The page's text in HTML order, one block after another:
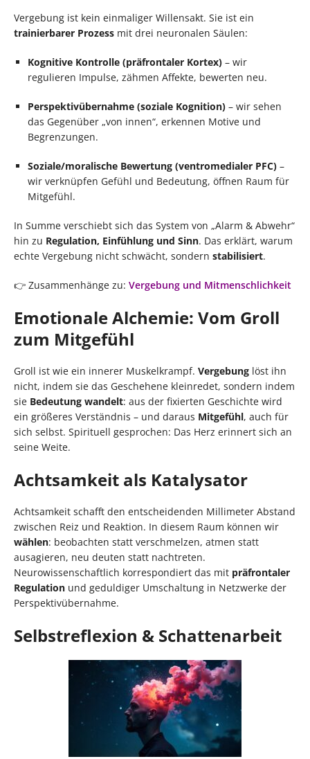
Vergebung ist kein einmaliger Willensakt. Sie ist ein
trainierbarer Prozess mit drei neuronalen Säulen:
Kognitive Kontrolle (präfrontaler Kortex) – wir
regulieren Impulse, zähmen Affekte, bewerten neu.
Perspektivübernahme (soziale Kognition) – wir sehen
das Gegenüber „von innen“, erkennen Motive und
Begrenzungen.
Soziale/moralische Bewertung (ventromedialer PFC) –
wir verknüpfen Gefühl und Bedeutung, öffnen Raum für
Mitgefühl.
In Summe verschiebt sich das System von „Alarm & Abwehr“
hin zu Regulation, Einfühlung und Sinn. Das erklärt, warum
echte Vergebung nicht schwächt, sondern stabilisiert.
👉 Zusammenhänge zu: Vergebung und Mitmenschlichkeit
Emotionale Alchemie: Vom Groll
zum Mitgefühl
Groll ist wie ein innerer Muskelkrampf. Vergebung löst ihn
nicht, indem sie das Geschehene kleinredet, sondern indem
sie Bedeutung wandelt: aus der fixierten Geschichte wird
ein größeres Verständnis – und daraus Mitgefühl, auch für
sich selbst. Spirituell gesprochen: Das Herz erinnert sich an
seine Weite.
Achtsamkeit als Katalysator
Achtsamkeit schafft den entscheidenden Millimeter Abstand
zwischen Reiz und Reaktion. In diesem Raum können wir
wählen: beobachten statt verschmelzen, atmen statt
ausagieren, neu deuten statt nachtreten.
Neurowissenschaftlich korrespondiert das mit präfrontaler
Regulation und geduldiger Umschaltung in Netzwerke der
Perspektivübernahme.
Selbstreflexion & Schattenarbeit